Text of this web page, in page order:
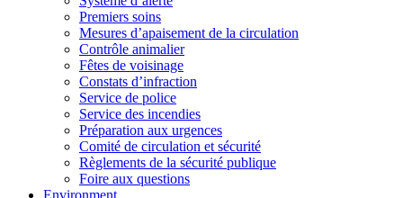
Premiers soins
Mesures d’apaisement de la circulation
Contrôle animalier
Fêtes de voisinage
Constats d’infraction
Service de police
Service des incendies
Préparation aux urgences
Comité de circulation et sécurité
Règlements de la sécurité publique
Foire aux questions
Environment